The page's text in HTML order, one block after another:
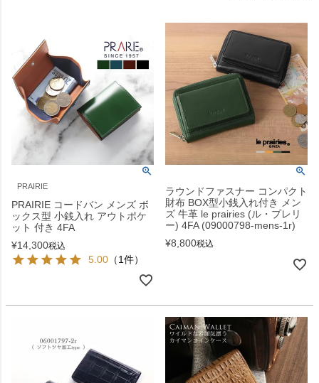
PRAIRIE
PRAIRIE コードバン メンズ ボ
ックス型 小銭入れ アウトポケ
ット 付き 4FA
¥14,300税込
5.00 （1件）
ラウンドファスナー コンパクト
財布 BOX型小銭入れ付き メン
ズ 牛革 le prairies (ル・プレリ
ー) 4FA (09000798-mens-1r)
¥8,800税込